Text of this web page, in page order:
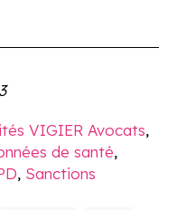
VIGIER Avocats,
de santé,
, Sanctions